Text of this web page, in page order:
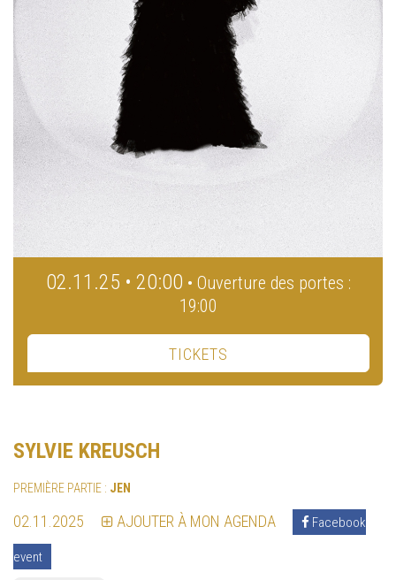
02.11.25 • 20:00 • Ouverture des portes :
19:00
TICKETS
SYLVIE KREUSCH
PREMIÈRE PARTIE : JEN
02.11.2025 AJOUTER À MON AGENDA Facebook
event